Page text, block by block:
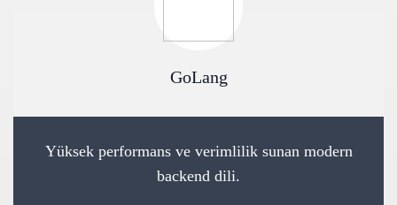
GoLang
Yüksek performans ve verimlilik sunan modern
backend dili.